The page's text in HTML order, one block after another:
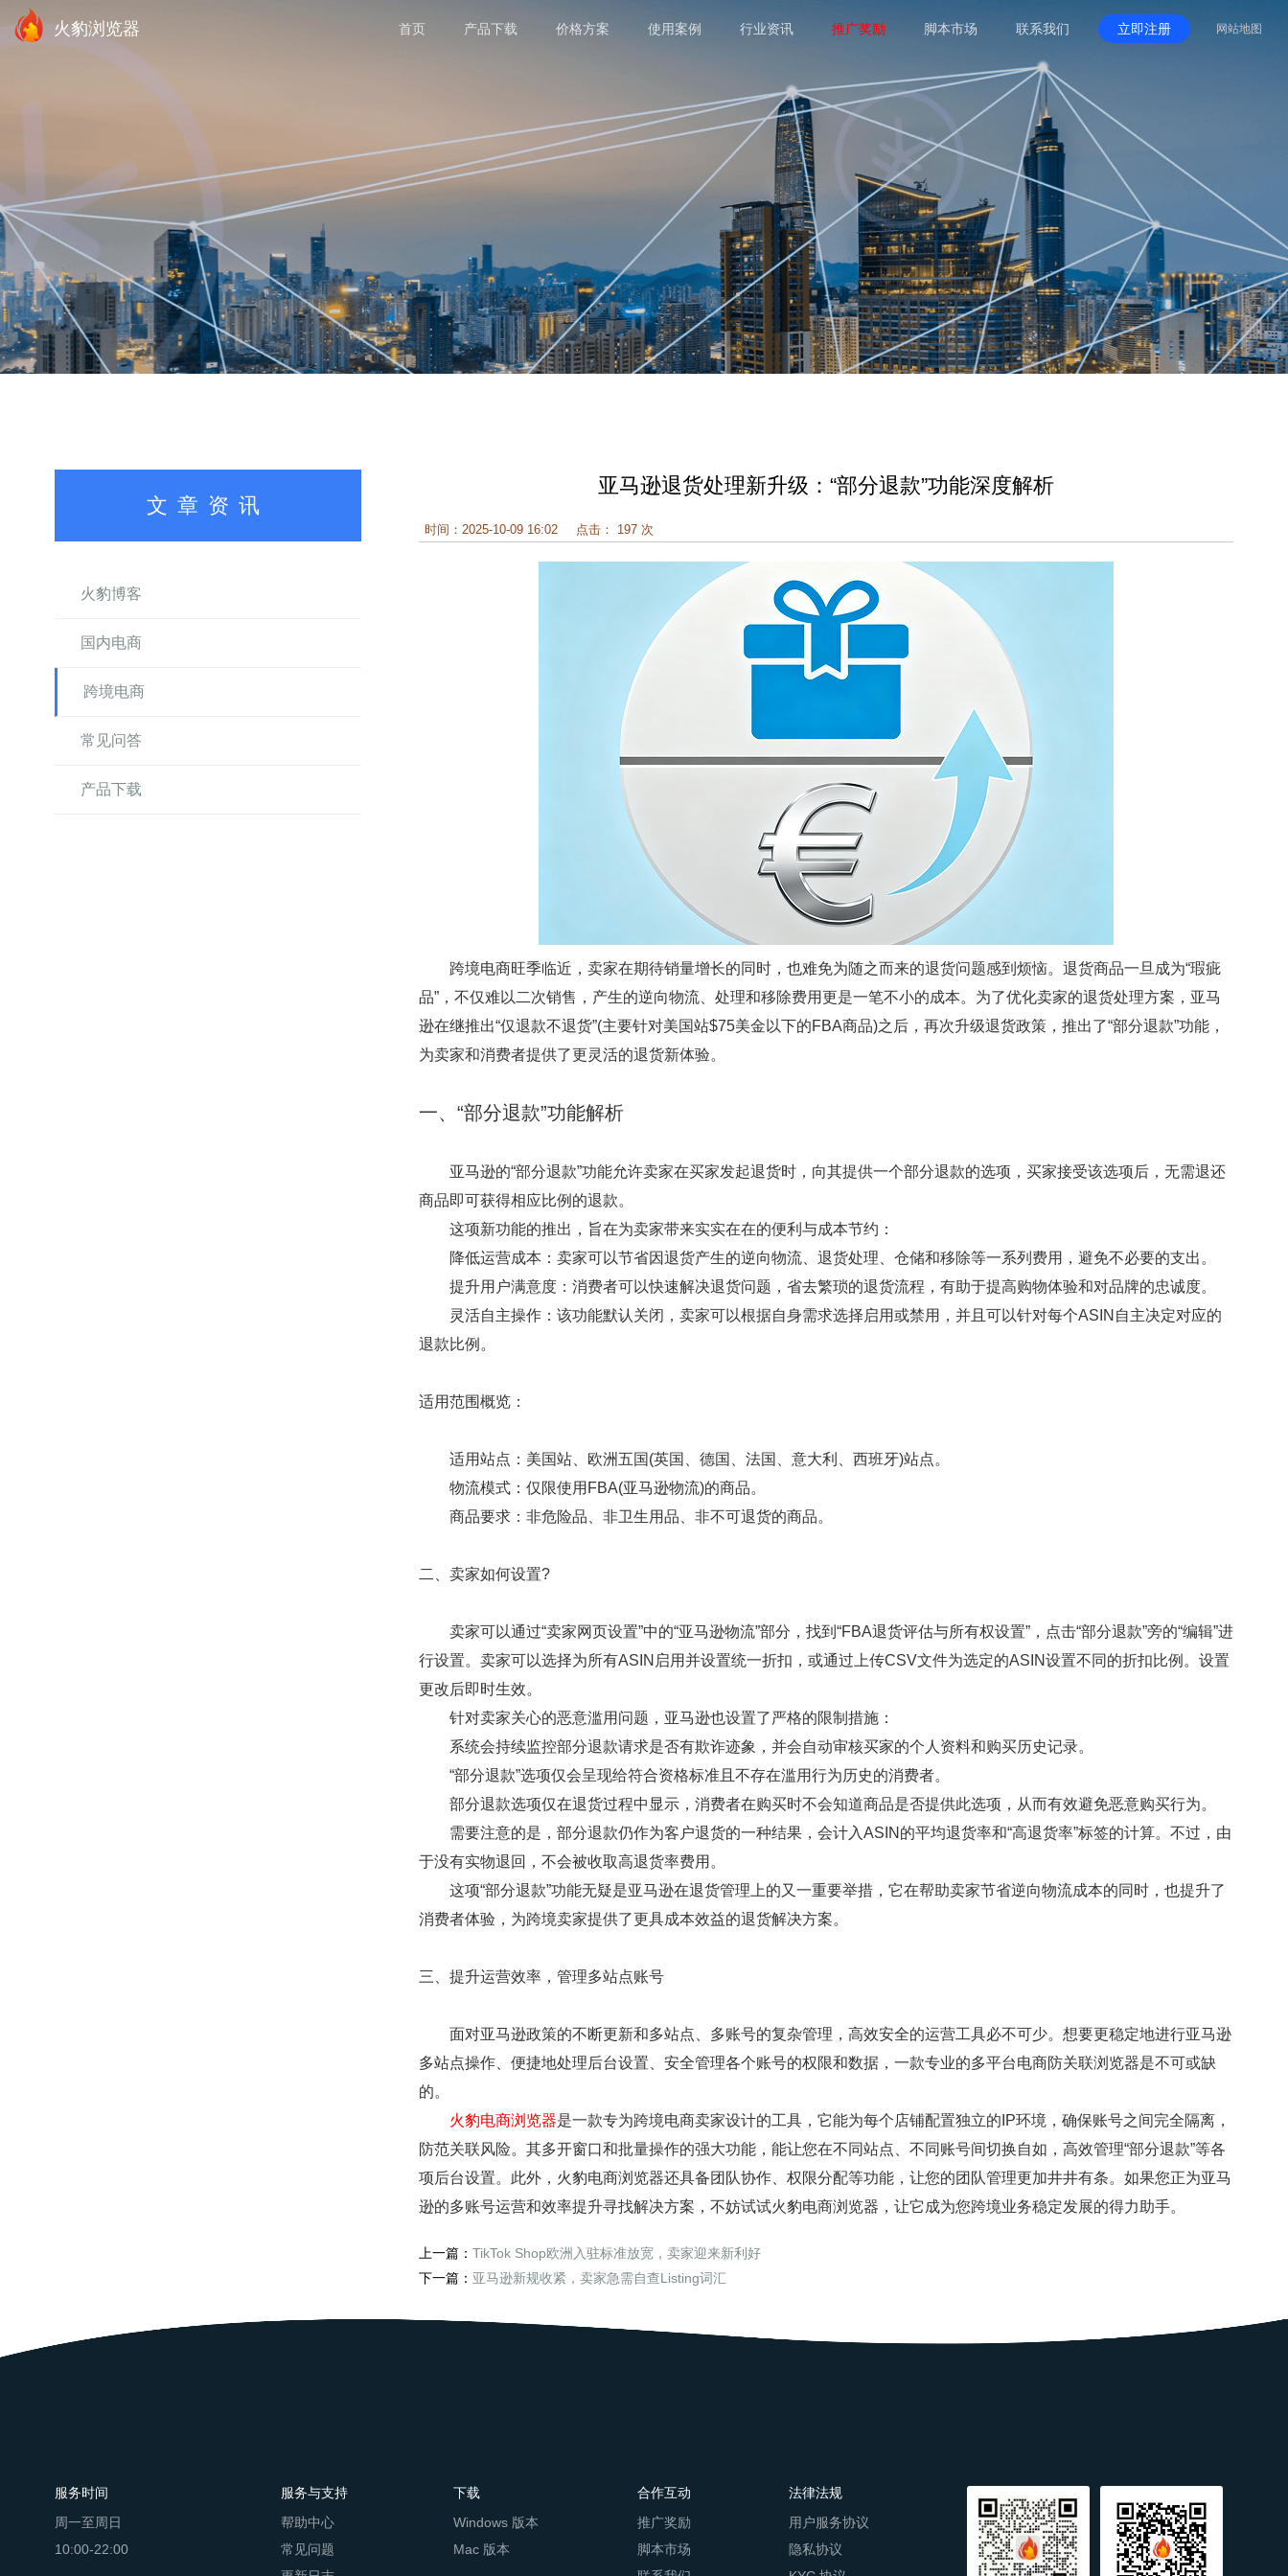
火豹浏览器 首页 产品下载 价格方案 使用案例 行业资讯 推广奖励 脚本市场 联系我们 立即注册 网站地图
文章资讯
火豹博客
国内电商
跨境电商
常见问答
产品下载
亚马逊退货处理新升级：“部分退款”功能深度解析
时间：2025-10-09 16:02 点击： 197 次
跨境电商旺季临近，卖家在期待销量增长的同时，也难免为随之而来的退货问题感到烦恼。退货商品一旦成为“瑕疵
品”，不仅难以二次销售，产生的逆向物流、处理和移除费用更是一笔不小的成本。为了优化卖家的退货处理方案，亚马
逊在继推出“仅退款不退货”(主要针对美国站$75美金以下的FBA商品)之后，再次升级退货政策，推出了“部分退款”功能，
为卖家和消费者提供了更灵活的退货新体验。
一、“部分退款”功能解析
亚马逊的“部分退款”功能允许卖家在买家发起退货时，向其提供一个部分退款的选项，买家接受该选项后，无需退还
商品即可获得相应比例的退款。
这项新功能的推出，旨在为卖家带来实实在在的便利与成本节约：
降低运营成本：卖家可以节省因退货产生的逆向物流、退货处理、仓储和移除等一系列费用，避免不必要的支出。
提升用户满意度：消费者可以快速解决退货问题，省去繁琐的退货流程，有助于提高购物体验和对品牌的忠诚度。
灵活自主操作：该功能默认关闭，卖家可以根据自身需求选择启用或禁用，并且可以针对每个ASIN自主决定对应的
退款比例。
适用范围概览：
适用站点：美国站、欧洲五国(英国、德国、法国、意大利、西班牙)站点。
物流模式：仅限使用FBA(亚马逊物流)的商品。
商品要求：非危险品、非卫生用品、非不可退货的商品。
二、卖家如何设置?
卖家可以通过“卖家网页设置”中的“亚马逊物流”部分，找到“FBA退货评估与所有权设置”，点击“部分退款”旁的“编辑”进
行设置。卖家可以选择为所有ASIN启用并设置统一折扣，或通过上传CSV文件为选定的ASIN设置不同的折扣比例。设置
更改后即时生效。
针对卖家关心的恶意滥用问题，亚马逊也设置了严格的限制措施：
系统会持续监控部分退款请求是否有欺诈迹象，并会自动审核买家的个人资料和购买历史记录。
“部分退款”选项仅会呈现给符合资格标准且不存在滥用行为历史的消费者。
部分退款选项仅在退货过程中显示，消费者在购买时不会知道商品是否提供此选项，从而有效避免恶意购买行为。
需要注意的是，部分退款仍作为客户退货的一种结果，会计入ASIN的平均退货率和“高退货率”标签的计算。不过，由
于没有实物退回，不会被收取高退货率费用。
这项“部分退款”功能无疑是亚马逊在退货管理上的又一重要举措，它在帮助卖家节省逆向物流成本的同时，也提升了
消费者体验，为跨境卖家提供了更具成本效益的退货解决方案。
三、提升运营效率，管理多站点账号
面对亚马逊政策的不断更新和多站点、多账号的复杂管理，高效安全的运营工具必不可少。想要更稳定地进行亚马逊
多站点操作、便捷地处理后台设置、安全管理各个账号的权限和数据，一款专业的多平台电商防关联浏览器是不可或缺
的。
火豹电商浏览器是一款专为跨境电商卖家设计的工具，它能为每个店铺配置独立的IP环境，确保账号之间完全隔离，
防范关联风险。其多开窗口和批量操作的强大功能，能让您在不同站点、不同账号间切换自如，高效管理“部分退款”等各
项后台设置。此外，火豹电商浏览器还具备团队协作、权限分配等功能，让您的团队管理更加井井有条。如果您正为亚马
逊的多账号运营和效率提升寻找解决方案，不妨试试火豹电商浏览器，让它成为您跨境业务稳定发展的得力助手。
上一篇： TikTok Shop欧洲入驻标准放宽，卖家迎来新利好
下一篇： 亚马逊新规收紧，卖家急需自查Listing词汇
服务时间
周一至周日
10:00-22:00
服务与支持
帮助中心
常见问题
下载
Windows 版本
Mac 版本
合作互动
推广奖励
脚本市场
法律法规
用户服务协议
隐私协议